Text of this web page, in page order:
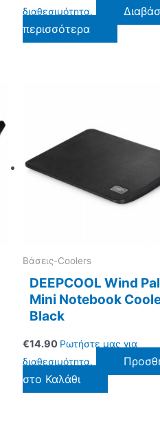
διαθεσιμότητα.
περισσότερα
Βάσεις-Coolers
DEEPCOOL Wind Pal
Mini Notebook
Black
€14.90 Ρωτήστε μας για
διαθεσιμότητα.
στο Καλάθι